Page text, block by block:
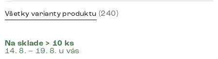
Všetky varianty produktu (240)
Na sklade > 10 ks
14. 8. – 19. 8. u vás